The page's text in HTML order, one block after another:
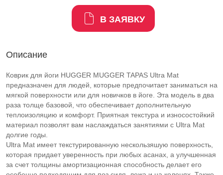
В ЗАЯВКУ
Описание
Коврик для йоги HUGGER MUGGER TAPAS Ultra Mat
предназначен для людей, которые предпочитает заниматься на
мягкой поверхности или для новичков в йоге. Эта модель в два
раза толще базовой, что обеспечивает дополнительную
теплоизоляцию и комфорт. Приятная текстура и износостойкий
материал позволят вам наслаждаться занятиями с Ultra Mat
долгие годы.
Ultra Mat имеет текстурированную нескользяшую поверхность,
которая придает уверенность при любых асанах, а улучшенная
за счет толщины амортизационная способность делает его